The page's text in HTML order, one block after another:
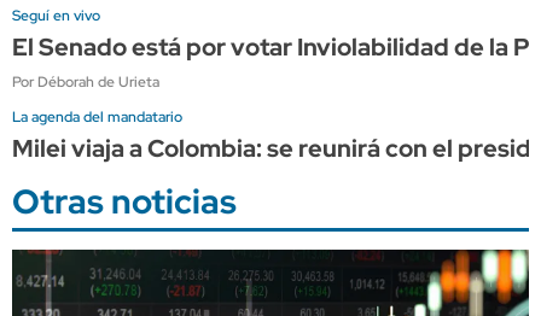
Seguí en vivo
El Senado está por votar Inviolabilidad de la
Por Déborah de Urieta
La agenda del mandatario
Milei viaja a Colombia: se reunirá con el
Otras noticias